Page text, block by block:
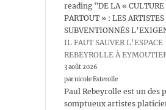
reading "DE LA « CULTURE
PARTOUT » : LES ARTISTES
SUBVENTIONNÉS
IL FAUT SAUVER L’ESPACE
REBEYROLLE À
3 août 2026
par nicole Esterolle
Paul Rebeyrolle est un des
somptueux artistes